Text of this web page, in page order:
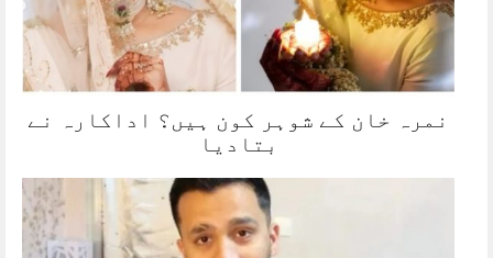
نمرہ خان کے شوہر کون ہیں؟ اداکارہ نے
بتادیا